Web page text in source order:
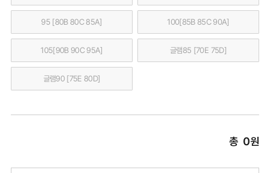
95 [80B 80C 85A] 100[85B 85C 90A]
105[90B 90C 95A] 글램85 [70E 75D]
글램90 [75E 80D]
총 0원